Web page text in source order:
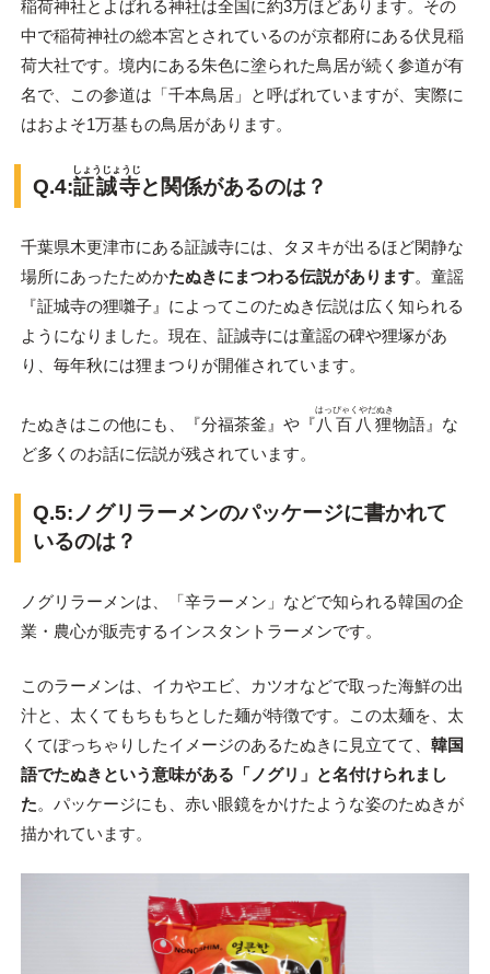
稲荷神社とよばれる神社は全国に約3万ほどあります。その
中で稲荷神社の総本宮とされているのが京都府にある伏見稲
荷大社です。境内にある朱色に塗られた鳥居が続く参道が有
名で、この参道は「千本鳥居」と呼ばれていますが、実際に
はおよそ1万基もの鳥居があります。
Q.4:証誠寺
しょうじょうじ
と関係があるのは？
千葉県木更津市にある証誠寺には、タヌキが出るほど閑静な
場所にあったためかたぬきにまつわる伝説があります。童謡
『証城寺の狸囃子』によってこのたぬき伝説は広く知られる
ようになりました。現在、証誠寺には童謡の碑や狸塚があ
り、毎年秋には狸まつりが開催されています。
たぬきはこの他にも、『分福茶釜』や『八百八狸
はっぴゃくやだぬき
物語』な
ど多くのお話に伝説が残されています。
Q.5:ノグリラーメンのパッケージに書かれて
いるのは？
ノグリラーメンは、「辛ラーメン」などで知られる韓国の企
業・農心が販売するインスタントラーメンです。
このラーメンは、イカやエビ、カツオなどで取った海鮮の出
汁と、太くてもちもちとした麺が特徴です。この太麺を、太
くてぽっちゃりしたイメージのあるたぬきに見立てて、 韓国
語でたぬきという意味がある「ノグリ」と名付けられまし
た。パッケージにも、赤い眼鏡をかけたような姿のたぬきが
描かれています。